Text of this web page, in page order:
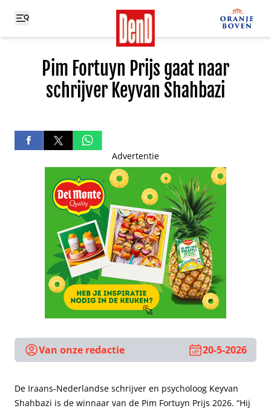
Pim Fortuyn Prijs gaat naar
schrijver Keyvan Shahbazi
Advertentie
Van onze redactie 20-5-2026
De Iraans-Nederlandse schrijver en psycholoog Keyvan
Shahbazi is de winnaar van de Pim Fortuyn Prijs 2026. “Hij